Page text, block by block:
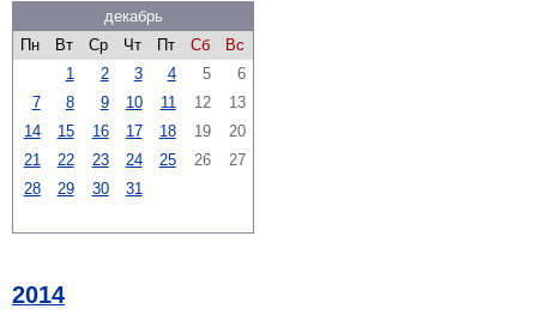
декабрь
Пн
Вт Ср Чт Пт Сб
Вс
1
2 3 4 5
6
7
8 9 10 11 12
13
14
15 16 17 18 19
20
21
22 23 24 25 26
27
28
29 30 31
2014